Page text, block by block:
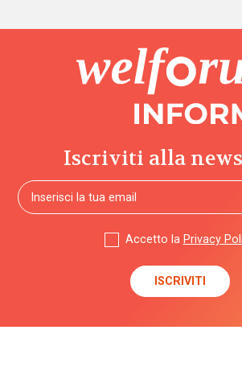
Iscriviti alla
Accetto la Privacy